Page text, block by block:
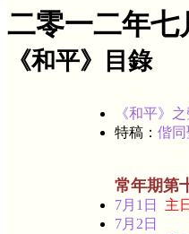
二零一二年七
《和平》目錄
《和平》
特稿： 偕
常年期第
7月1日
主日
7月2日